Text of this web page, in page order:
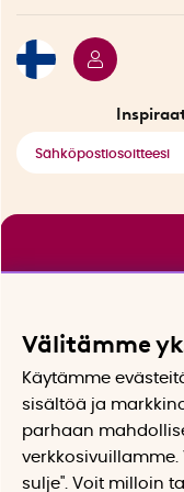
Välitämme
Käytämme
sisältöä ja
parhaan
verkkosivuillamme.
sulje". Voit milloin